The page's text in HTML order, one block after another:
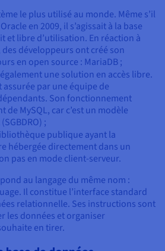
le plus utilisé au monde. Même s’il
en 2009, il s’agissait à la base
et libre d’utilisation. En réaction à
développeurs ont créé son
en open source : MariaDB ;
une solution en accès libre.
par une équipe de
Son fonctionnement
de MySQL, car c’est un modèle
;
publique ayant la
hébergée directement dans un
pas en mode client-serveur.
au langage du même nom :
Il constitue l’interface standard
relationnelle. Ses instructions sont
les données et organiser
en tirer.